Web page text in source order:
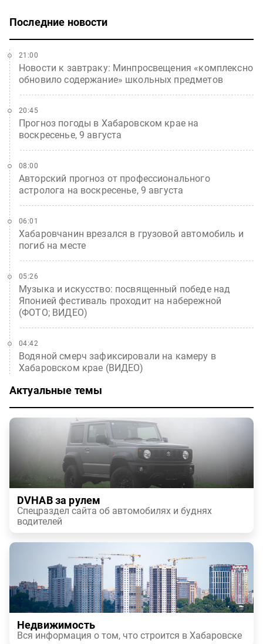
Последние новости
Новости к завтраку: Минпросвещения «комплексно
обновило содержание» школьных предметов
21:00
Прогноз погоды в Хабаровском крае на
воскресенье, 9 августа
20:45
Авторский прогноз от профессионального
астролога на воскресенье, 9 августа
08:00
Хабаровчанин врезался в грузовой автомобиль и
погиб на месте
06:01
Музыка и искусство: посвященный победе над
Японией фестиваль проходит на набережной
(ФОТО; ВИДЕО)
05:26
Водяной смерч зафиксировали на камеру в
Хабаровском крае (ВИДЕО)
04:42
Актуальные темы
DVHAB за рулем
Спецраздел сайта об автомобилях и буднях
водителей
Недвижимость
Вся информация о том, что строится в Хабаровске